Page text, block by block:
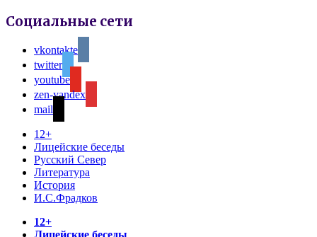
Социальные сети
vkontakte
twitter
youtube
zen-yandex
mail
12+
Лицейские беседы
Русский Север
Литература
История
И.С.Фрадков
12+